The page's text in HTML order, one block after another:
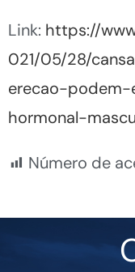
Link: https://
021/05/28/
erecao-
hormonal-
Número de